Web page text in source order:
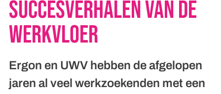
Succesverhalen van de
werkvloer
Ergon en UWV hebben de afgelopen
jaren al veel werkzoekenden met een